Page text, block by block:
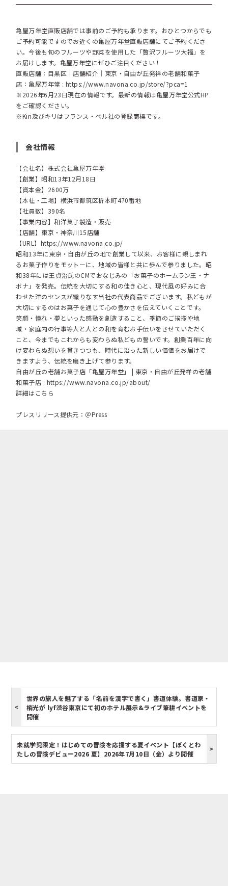
亀屋万年堂直販店舗では事前のご予約も承ります。おひとつからでも
ご予約可能ですのでお近くの亀屋万年堂直販店舗にてご予約くださ
い。今後も旬のフルーツや野菜を使用した「贅沢フルーツ大福」を
お届けします。亀屋万年堂にぜひご注目ください！
直販店舗：目黒区｜店舗紹介｜東京・自由が丘発祥の老舗和菓子
店：亀屋万年堂 : https://www.navona.co.jp/store/?pca=1
※2026年6月23日現在の情報です。最新の情報は亀屋万年堂公式HP
をご確認ください。
※Kiri及びキリはフランス・ベル社の登録商標です。
会社情報
【会社名】株式会社亀屋万年堂
【創業】昭和13年12月18日
【資本金】2600万
【本社・工場】横浜市都筑区折本町470番地
【社員数】390名
【事業内容】和洋菓子製造・販売
【店舗】東京・神奈川15店舗
【URL】 https://www.navona.co.jp/
昭和13年に東京・自由が丘の地で創業して以来、お客様に親しまれ
るお菓子作りをモットーに、地域の皆様と共に歩んで参りました。昭
和38年には王貞治氏のCMでおなじみの「お菓子のホームラン王・ナ
ボナ」を発売。伝統を大切にする和の佳き心と、現代風の好みに合
わせた洋のセンスが織りなす当社の代表商品でございます。私どもが
大切にするのはお菓子を通じて心の豊かさを伝えていくことです。
笑顔・憧れ・夢といった感動を創造すること、季節のご挨拶や地
域・家庭内の行事等人と人との和を育むお手伝いをさせていただく
こと、今までもこれからも変わらぬ私どもの誓いです。創業百年に向
け変わらぬ想いを貫きつつも、時代に沿った新しい価値をお届けで
きますよう、伝統を磨き上げて参ります。
自由が丘の老舗お菓子店「亀屋万年堂」 | 東京・自由が丘発祥の老舗
和菓子店 : https://www.navona.co.jp/about/
詳細はこちら
プレスリリース提供元：＠Press
世界の旅人を魅了する「名前を漢字で書く」書道体験。書道家・
梢光が lyf渋谷東京にて初のホテル展示&ライブ筆耕イベントを
開催
未就学児限定！はじめての冒険を応援する夏イベント【ぼくとわ
たしの冒険デビュー2026 夏】2026年7月10日（金）より開催